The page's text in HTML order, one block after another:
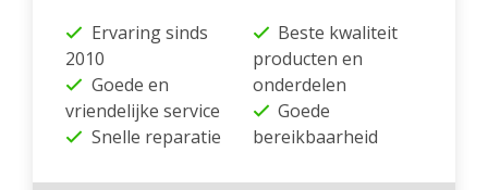
Ervaring sinds
2010
Goede en
vriendelijke service
Snelle reparatie
Beste kwaliteit
producten en
onderdelen
Goede
bereikbaarheid